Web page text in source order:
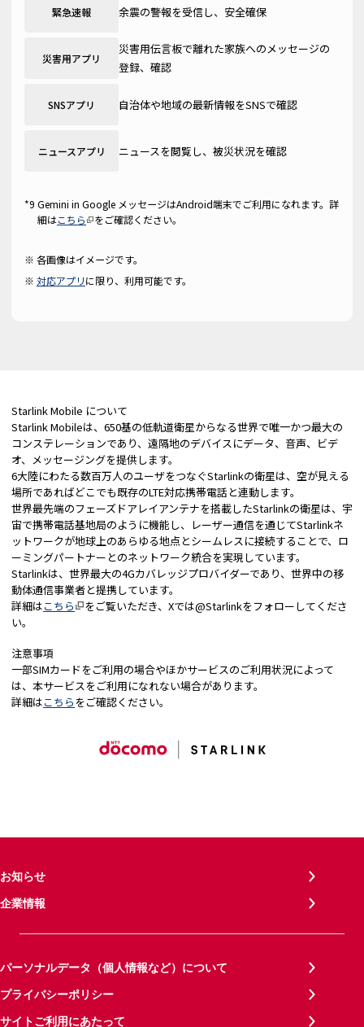
緊急速報 余震の警報を受信し、安全確保
災害用アプリ
災害用伝言板で離れた家族へのメッセージの
登録、確認
SNSアプリ 自治体や地域の最新情報をSNSで確認
ニュースアプリ ニュースを閲覧し、被災状況を確認
Gemini in Google メッセージはAndroid端末でご利用になれます。詳
細はこちら をご確認ください。
各画像はイメージです。
対応アプリに限り、利用可能です。
Starlink Mobile について
Starlink Mobileは、650基の低軌道衛星からなる世界で唯一かつ最大の
コンステレーションであり、遠隔地のデバイスにデータ、音声、ビデ
オ、メッセージングを提供します。
6大陸にわたる数百万人のユーザをつなぐStarlinkの衛星は、空が見える
場所であればどこでも既存のLTE対応携帯電話と連動します。
世界最先端のフェーズドアレイアンテナを搭載したStarlinkの衛星は、宇
宙で携帯電話基地局のように機能し、レーザー通信を通じてStarlinkネ
ットワークが地球上のあらゆる地点とシームレスに接続することで、ロ
ーミングパートナーとのネットワーク統合を実現しています。
Starlinkは、世界最大の4Gカバレッジプロバイダーであり、世界中の移
動体通信事業者と提携しています。
詳細はこちら
をご覧いただき、Xでは@Starlinkをフォローしてくださ
い。
注意事項
一部SIMカードをご利用の場合やほかサービスのご利用状況によって
は、本サービスをご利用になれない場合があります。
詳細はこちらをご確認ください。
お知らせ
企業情報
パーソナルデータ（個人情報など）について
プライバシーポリシー
サイトご利用にあたって